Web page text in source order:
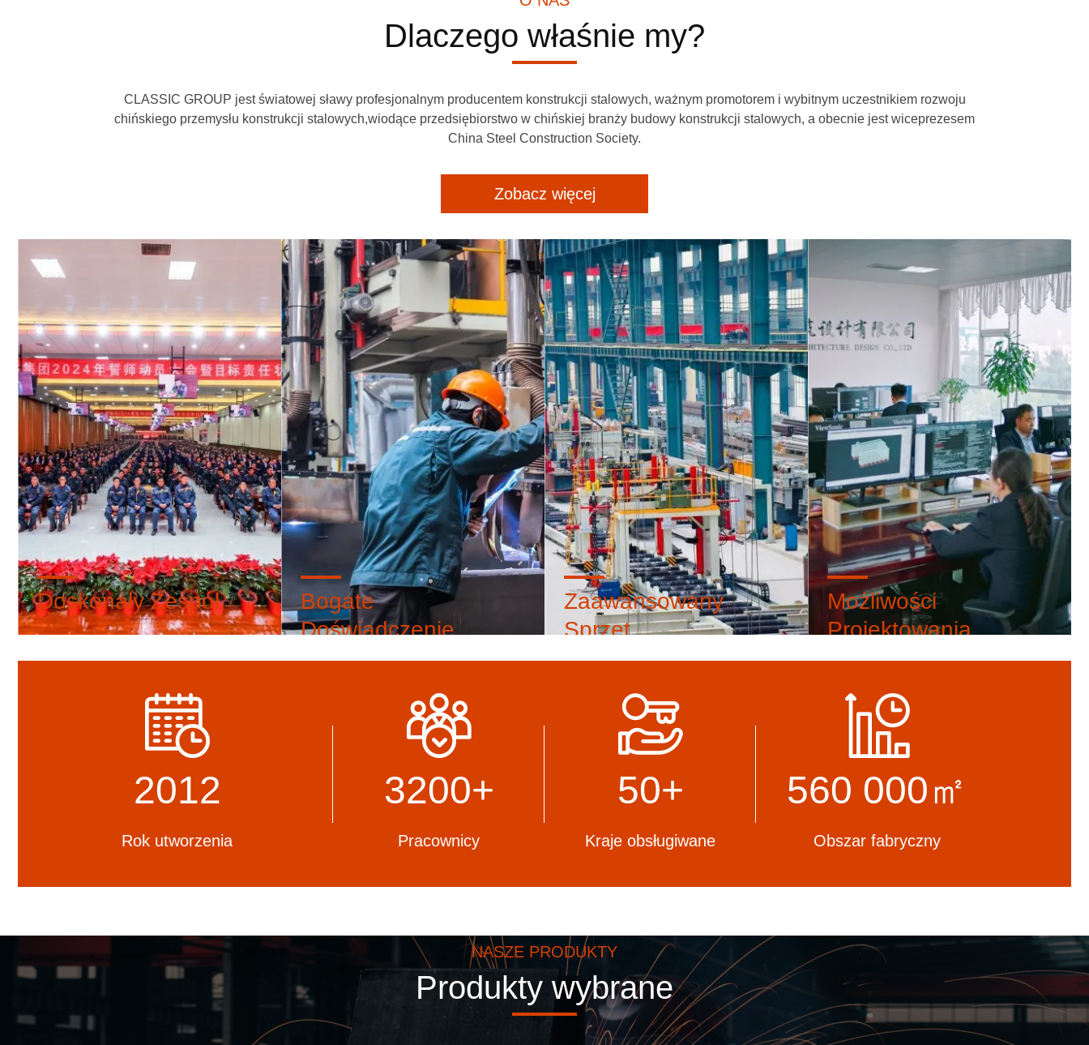
Dlaczego właśnie my?
CLASSIC GROUP jest światowej sławy profesjonalnym producentem konstrukcji stalowych, ważnym promotorem i wybitnym uczestnikiem rozwoju
chińskiego przemysłu konstrukcji stalowych,wiodące przedsiębiorstwo w chińskiej branży budowy konstrukcji stalowych, a obecnie jest wiceprezesem
China Steel Construction Society.
Zobacz więcej
Doskonały Zespół
optymistycznych pracowników i
i odpowiedzialnego zespołu.
Bogate
Doświadczenie
konstrukcji stalowych, które w pełni
spełniają przepisy i regulacje Twojego
Zaawansowany
Sprzęt
zapewniają, że nasze standardy
produkcji pozostają na czele w skali
międzynarodowej.
Możliwości
Projektowania
zespół techniczny, aby upewnić się, że
projekt zostanie zrealizowany zgodnie
z Państwa oczekiwaniami.
2012
Rok utworzenia
3200+
Pracownicy
50+
Kraje obsługiwane
560 000㎡
Obszar fabryczny
NASZE PRODUKTY
Produkty wybrane